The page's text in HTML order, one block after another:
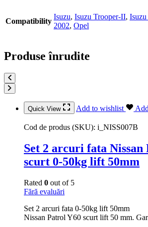
Compatibility
Isuzu, Isuzu Trooper-II,
2002, Opel
Produse înrudite
Quick View Add to wishlist
Cod de produs (SKU): i_NISS007B
Set 2 arcuri fata Nissan
scurt 0-50kg lift 50mm
Rated 0 out of 5
Fără evaluări
Set 2 arcuri fata 0-50kg lift 50mm
Nissan Patrol Y60 scurt lift 50 mm.